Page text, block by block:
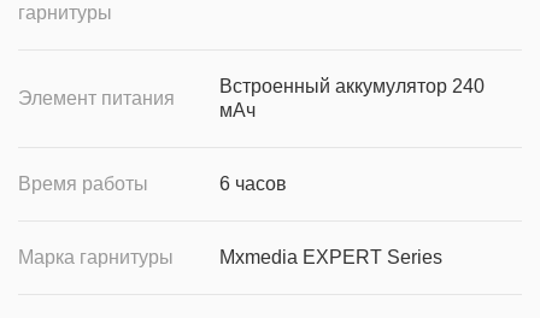
гарнитуры
Элемент питания
Встроенный аккумулятор 240
мАч
Время работы 6 часов
Марка гарнитуры Mxmedia EXPERT Series